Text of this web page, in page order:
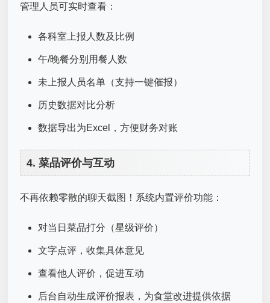
管理人员可实时查看：
各科室上报人数及比例
午/晚餐分别用餐人数
未上报人员名单（支持一键催报）
历史数据对比分析
数据导出为Excel，方便财务对账
4. 菜品评价与互动
不再依赖零散的聊天截图！系统内置评价功能：
对当日菜品打分（星级评价）
文字点评，收集具体意见
查看他人评价，促进互动
后台自动生成评价报表，为食堂改进提供依据